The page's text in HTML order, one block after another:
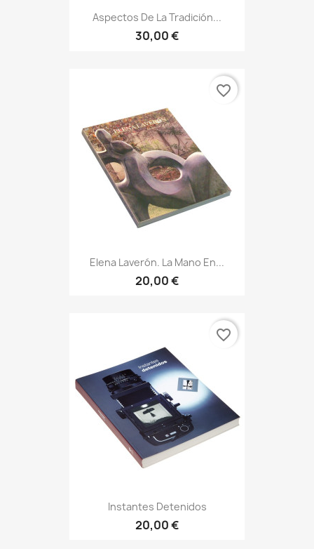
Aspectos De La Tradición...
30,00 €
Elena Laverón. La Mano En...
20,00 €
favorite_border
Instantes Detenidos
20,00 €
favorite_border